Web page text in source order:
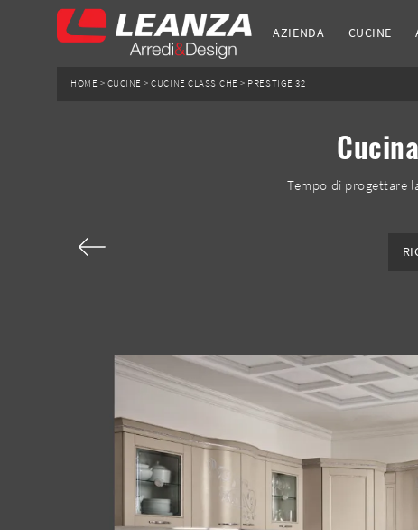
AZIENDA CUCINE
HOME > CUCINE >CUCINE CLASSICHE > PRESTIGE 32
Tempo di progettare